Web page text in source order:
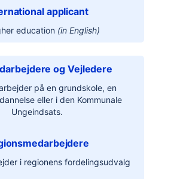
applicant
education (in English)
og Vejledere
på en grundskole, en
eller i den Kommunale
Ungeindsats.
i regionens fordelingsudvalg